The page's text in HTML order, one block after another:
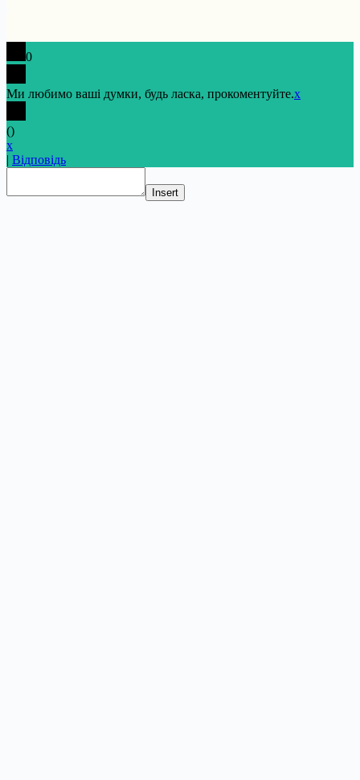
0
Ми любимо ваші думки, будь ласка, прокоментуйте.x
()
x
| Відповідь
Insert